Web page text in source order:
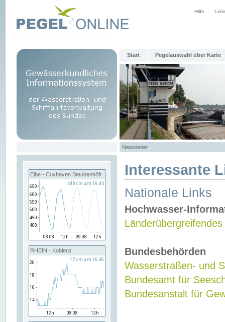
Hilfe
Start Pegelauswahl über Karte
Newsletter
Elbe - Cuxhaven Steubenhöft
RHEIN - Koblenz
Interessante
Nationale Links
Hochwasser-
Bundesbehörden
Wasserstraßen- und
Bundesamt für
Bundesanstalt für